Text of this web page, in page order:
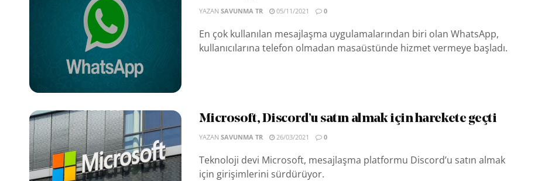
YAZAN SAVUNMA TR 05/11/2021 0
En çok kullanılan mesajlaşma uygulamalarından biri olan WhatsApp,
kullanıcılarına telefon olmadan masaüstünde hizmet vermeye başladı.
Microsoft, Discord’u satın almak için harekete geçti
YAZAN SAVUNMA TR 26/03/2021 0
Teknoloji devi Microsoft, mesajlaşma platformu Discord’u satın almak
için girişimlerini sürdürüyor.